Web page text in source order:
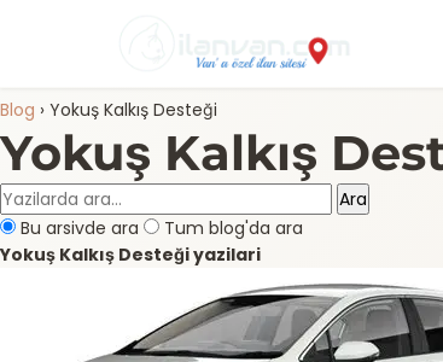
Blog › Yokuş Kalkış Desteği
Yokuş Kalkış
Ara
Bu arsivde ara
Tum blog'da ara
Yokuş Kalkış Desteği yazilari